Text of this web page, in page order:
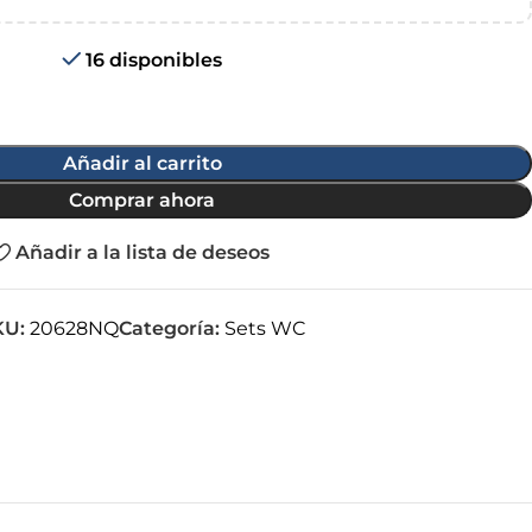
16 disponibles
Añadir al carrito
Comprar ahora
Añadir a la lista de deseos
20628NQCategoría: Sets WC